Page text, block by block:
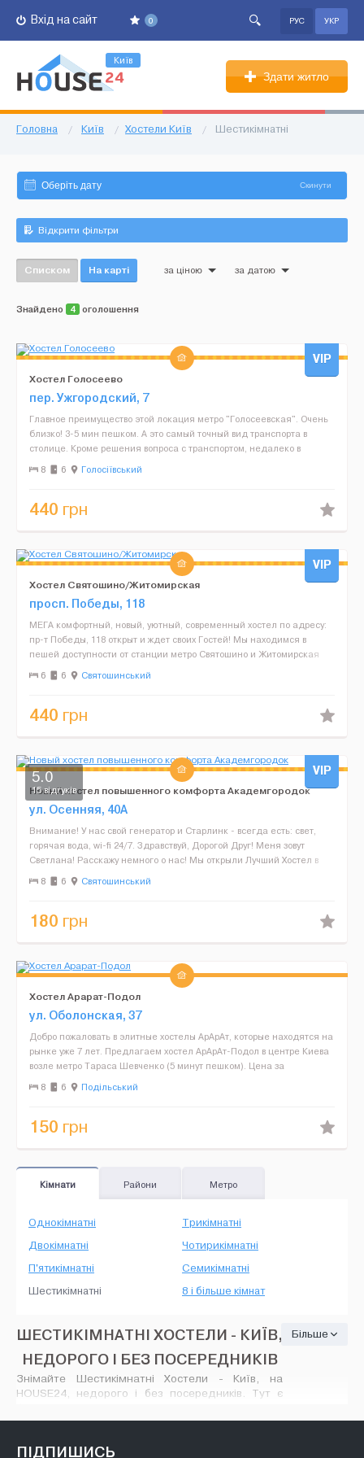
0
Вхід на сайт РУС УКР
Київ
Здати житло
Головна / Київ / Хостели Київ / Шестикімнатні
Скинути
Відкрити фільтри
Списком На карті за ціною за датою
Знайдено 4 оголошення
VIP
Хостел Голосеево
пер. Ужгородский, 7
Главное преимущество этой локация метро "Голосеевская". Очень
близко! 3-5 мин пешком. А это самый точный вид транспорта в
столице. Кроме решения вопроса с транспортом, недалеко в
супермаркете "Велика кишеня" или магазине "Лоток" в...
8 6 Голосіївський
440 грн
VIP
Хостел Святошино/Житомирская
просп. Победы, 118
МЕГА комфортный, новый, уютный, современный хостел по адресу:
пр-т Победы, 118 открыт и ждет своих Гостей! Мы находимся в
пешей доступности от станции метро Святошино и Житомирская
(Красная ветка). Мы все учли для Вашего комфорт...
6 6 Святошинський
440 грн
5.0
15 відгуків
VIP
Новый хостел повышенного комфорта Академгородок
ул. Осенняя, 40А
Внимание! У нас свой генератор и Старлинк - всегда есть: свет,
горячая вода, wi-fi 24/7. Здравствуй, Дорогой Друг! Меня зовут
Светлана! Расскажу немного о нас! Мы открыли Лучший Хостел в
Киеве! С сервисом как в Гостинице! И сделал...
8 6 Святошинський
180 грн
Хостел Арарат-Подол
ул. Оболонская, 37
Добро пожаловать в элитные хостелы АрАрАт, которые находятся на
рынке уже 7 лет. Предлагаем хостел АрАрАт-Подол в центре Киева
возле метро Тараса Шевченко (5 минут пешком). Цена за
проживание: 8-местная комната - 220 грн/сут...
8 6 Подільський
150 грн
Кімнати Райони Метро
Однокімнатні
Двокімнатні
Трикімнатні
Чотирикімнатні
П'ятикімнатні
Шестикімнатні
Семикімнатні
8 і більше кімнат
ШЕСТИКІМНАТНІ ХОСТЕЛИ - КИЇВ,
НЕДОРОГО І БЕЗ ПОСЕРЕДНИКІВ
Знімайте Шестикімнатні Хостели - Київ, на
HOUSE24, недорого і без посередників. Тут є
широким розмаїттям цін - від мінімального
пропонованих варіантів вас порадує. На
Більше
ПІДПИШИСЬ